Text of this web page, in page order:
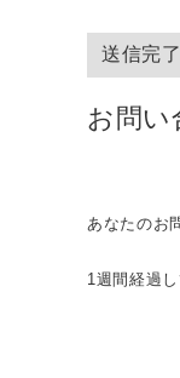
送信完了
お問
あなたのお
1週間経過